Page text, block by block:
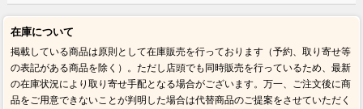
在庫について
掲載している商品は原則として在庫販売を行っております（予約、取り寄せ等
の表記がある商品を除く）。ただし店頭でも同時販売を行っているため、最新
の在庫状況により取り寄せ手配となる場合がございます。万一、ご注文後に商
品をご用意できないことが判明した場合は代替商品のご提案をさせていただく